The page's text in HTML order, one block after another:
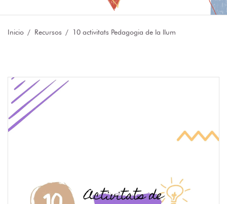
Inicio Recursos 10 activitats Pedagogia de la llum